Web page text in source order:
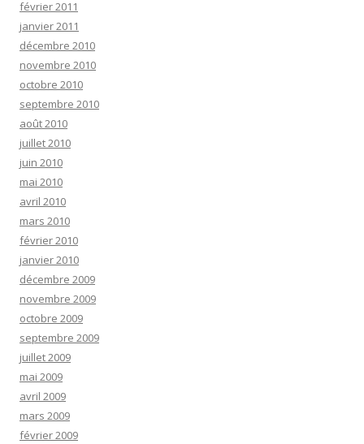
février 2011
janvier 2011
décembre 2010
novembre 2010
octobre 2010
septembre 2010
août 2010
juillet 2010
juin 2010
mai 2010
avril 2010
mars 2010
février 2010
janvier 2010
décembre 2009
novembre 2009
octobre 2009
septembre 2009
juillet 2009
mai 2009
avril 2009
mars 2009
février 2009